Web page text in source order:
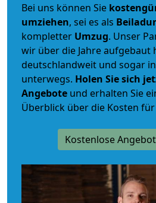
Bei uns können Sie
umziehen, sei es als
kompletter Umzug. Unser
wir über die Jahre aufgebaut
deutschlandweit und sogar
unterwegs. Holen Sie sich
Angebote und erhalten Sie
Überblick über die Kosten
Kostenlose